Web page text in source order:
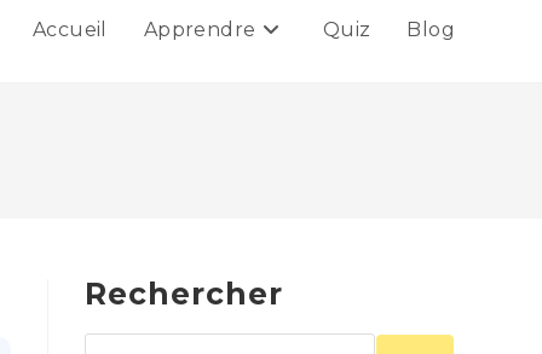
Accueil Apprendre Quiz Blog
Rechercher